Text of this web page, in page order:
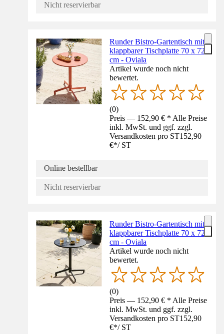
Nicht reservierbar
Runder Bistro-Gartentisch mit
klappbarer Tischplatte 70 x 72
cm - Oviala
Artikel wurde noch nicht
bewertet.
(0)
Preis — 152,90 € * Alle Preise
inkl. MwSt. und ggf. zzgl.
Versandkosten pro ST152,90
€*/ ST
Online bestellbar
Nicht reservierbar
Runder Bistro-Gartentisch mit
klappbarer Tischplatte 70 x 72
cm - Oviala
Artikel wurde noch nicht
bewertet.
(0)
Preis — 152,90 € * Alle Preise
inkl. MwSt. und ggf. zzgl.
Versandkosten pro ST152,90
€*/ ST